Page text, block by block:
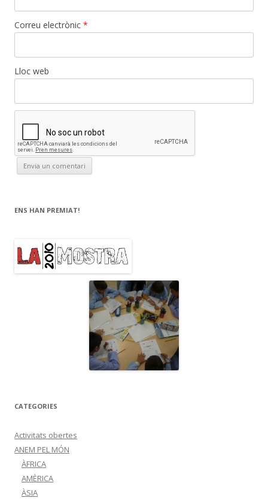
Correu electrònic *
Lloc web
ENS HAN PREMIAT!
CATEGORIES
Activitats obertes
ANEM PEL MÓN
ÀFRICA
AMÈRICA
ÀSIA